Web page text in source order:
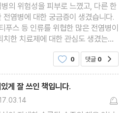
의 위험성을 피부로 느꼈고, 다른 한
염병에 대한 궁금증이 생겼습니다.
푸스 등 인류를 위협한 많은 전염병이
한 치료제에 대한 관심도 생겼는데,
켜줘서 좋았습니다. 특히 이 책에서 치
으로 설명하
0 댓글 0
게 잘 쓰인 책입니다.